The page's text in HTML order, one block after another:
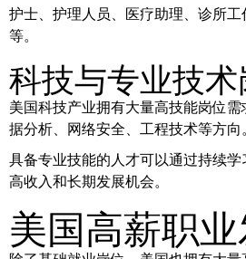
护士、护理人员、医疗助理、诊所
等。
科技与专业技
美国科技产业拥有大量高技能岗位
据分析、网络安全、工程技术等方向
具备专业技能的人才可以通过持续
高收入和长期发展机会。
美国高薪职